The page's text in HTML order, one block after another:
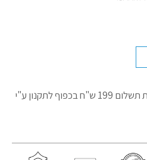
לתקנון
ע"י